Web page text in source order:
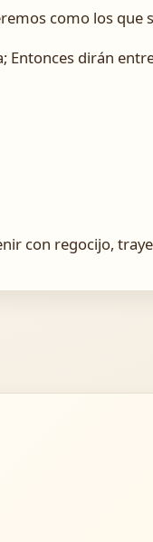
como los que
Entonces dirán
con regocijo,